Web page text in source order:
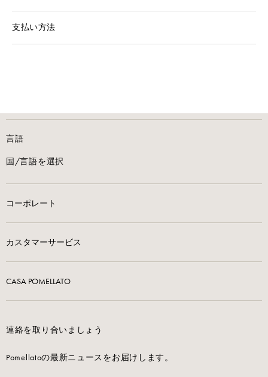
支払い方法
言語
国/言語を選択
コーポレート
カスタマーサービス
CASA POMELLATO
連絡を取り合いましょう
Pomellatoの最新ニュースをお届けします。